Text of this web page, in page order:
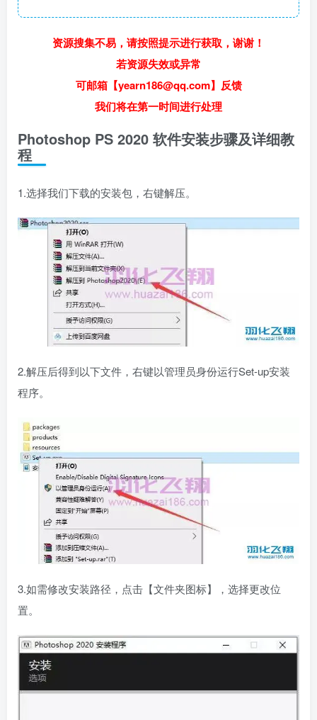
资源搜集不易，请按照提示进行获取，谢谢！
若资源失效或异常
可邮箱【yearn186@qq.com】反馈
我们将在第一时间进行处理
Photoshop PS 2020 软件安装步骤及详细教
程
1.选择我们下载的安装包，右键解压。
2.解压后得到以下文件，右键以管理员身份运行Set-up安装
程序。
3.如需修改安装路径，点击【文件夹图标】，选择更改位
置。